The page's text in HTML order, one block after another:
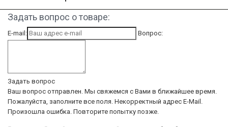
Задать вопрос о товаре:
E-mail: Вопрос:
Задать вопрос
Ваш вопрос отправлен. Мы свяжемся с Вами в ближайшее время.
Пожалуйста, заполните все поля. Некорректный адрес E-Mail.
Произошла ошибка. Повторите попытку позже.